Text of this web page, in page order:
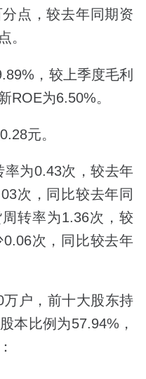
点，较去年同期资
。
，较上季度毛利
ROE为6.50%。
元。
为0.43次，较去年
次，同比较去年同
转率为1.36次，较
次，同比较去年
户，前十大股东持
本比例为57.94%，